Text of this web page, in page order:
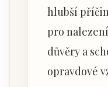
hlubší
pro
důvěry a
opravdové